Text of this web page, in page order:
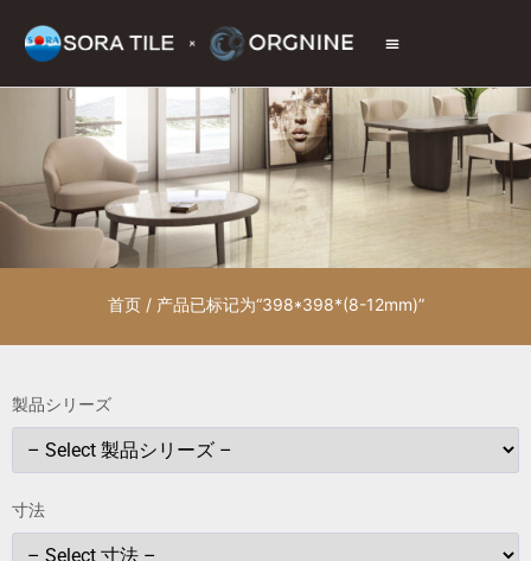
首页/ 产品已标记为“398*398*(8-12mm)”
製品シリーズ
寸法